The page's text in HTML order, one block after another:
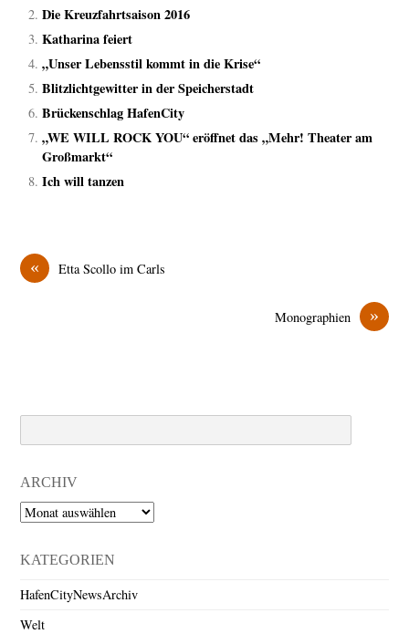
Die Kreuzfahrtsaison 2016
Katharina feiert
„Unser Lebensstil kommt in die Krise“
Blitzlichtgewitter in der Speicherstadt
Brückenschlag HafenCity
„WE WILL ROCK YOU“ eröffnet das „Mehr! Theater am
Großmarkt“
Ich will tanzen
« Etta Scollo im Carls
»
Monographien
ARCHIV
Archiv
KATEGORIEN
HafenCityNewsArchiv
Welt